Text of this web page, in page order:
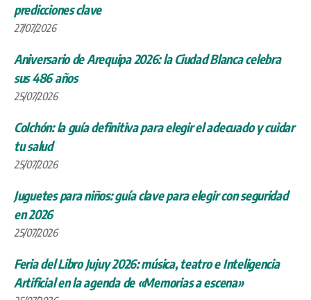
predicciones clave
27/07/2026
Aniversario de Arequipa 2026: la Ciudad Blanca celebra
sus 486 años
25/07/2026
Colchón: la guía definitiva para elegir el adecuado y cuidar
tu salud
25/07/2026
Juguetes para niños: guía clave para elegir con seguridad
en 2026
25/07/2026
Feria del Libro Jujuy 2026: música, teatro e Inteligencia
Artificial en la agenda de «Memorias a escena»